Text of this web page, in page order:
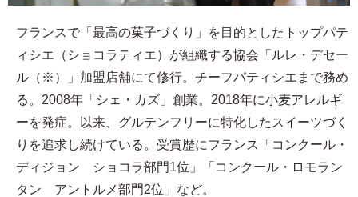
フランスで「最高の菓子づくり」を目的としたトップパテ
ィシエ（ショコラティエ）が組織する協会「ルレ・デセー
ル（※）」加盟店舗にて修行。チーフパティシエまで務め
る。2008年「シェ・カズ」創業。2018年に小麦アレルギ
ーを発症。以来、グルテンフリーに特化したスイーツづく
りを追求し続けている。受賞歴にフランス「コンクール・
ディジョン ショコラ部門1位」「コンクール・ロモラン
タン アントルメ部門2位」など。